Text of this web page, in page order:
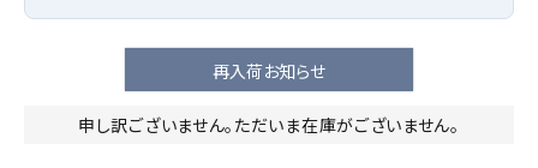
再入荷お知らせ
申し訳ございません。ただいま在庫がございません。